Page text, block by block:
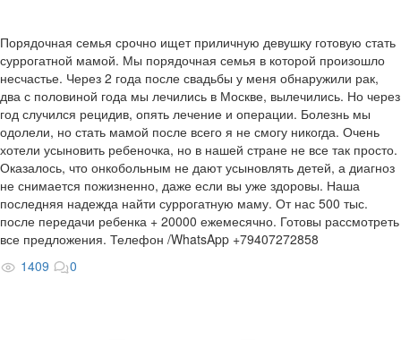
Порядочная семья срочно ищет приличную девушку готовую стать
суррогатной мамой. Мы порядочная семья в которой произошло
несчастье. Через 2 года после свадьбы у меня обнаружили рак,
два с половиной года мы лечились в Москве, вылечились. Но через
год случился рецидив, опять лечение и операции. Болезнь мы
одолели, но стать мамой после всего я не смогу никогда. Очень
хотели усыновить ребеночка, но в нашей стране не все так просто.
Оказалось, что онкобольным не дают усыновлять детей, а диагноз
не снимается пожизненно, даже если вы уже здоровы. Наша
последняя надежда найти суррогатную маму. От нас 500 тыс.
после передачи ребенка + 20000 ежемесячно. Готовы рассмотреть
все предложения. Телефон /WhatsApp +79407272858
1409
0